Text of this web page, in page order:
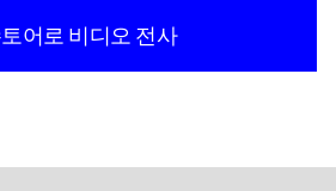
어로 비디오 전사